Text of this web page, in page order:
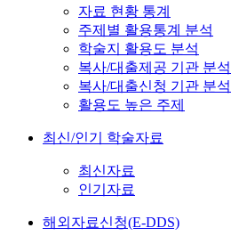
자료 현황 통계
주제별 활용통계 분석
학술지 활용도 분석
복사/대출제공 기관 분석
복사/대출신청 기관 분석
활용도 높은 주제
최신/인기 학술자료
최신자료
인기자료
해외자료신청(E-DDS)